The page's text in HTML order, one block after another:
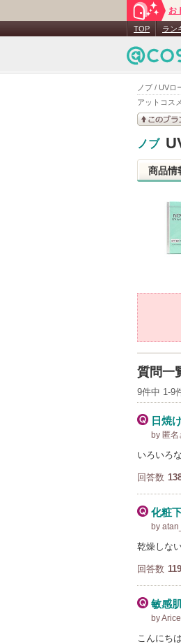
ノブ / UVロ
アットコスメ
お
TOP ラン
このブラ
ノブ
商品情
質問一
9件中 1-9
日焼
by 匿名
いろいろ
回答数
化粧
by
乾燥しな
回答数 119
敏感
by
こんにち